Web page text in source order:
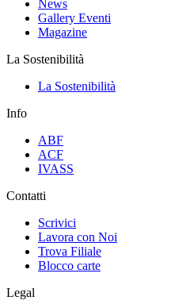
News
Gallery Eventi
Magazine
La Sostenibilità
La Sostenibilità
Info
ABF
ACF
IVASS
Contatti
Scrivici
Lavora con Noi
Trova Filiale
Blocco carte
Legal